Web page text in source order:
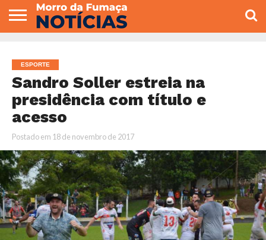
VEREADORES
ESPORTE
Sandro Soller estreia na
presidência com título e
acesso
Postado em 18 de novembro de 2017